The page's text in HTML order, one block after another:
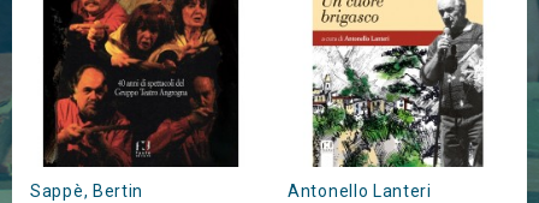
Sappè, Bertin Antonello Lanteri